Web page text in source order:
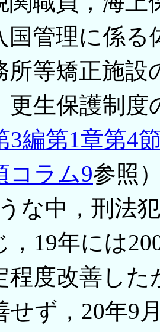
国管理に係
所等矯正施設
更生保護制
3編第1章第4
コラム9参照
な中，刑法
，19年には
程度改善し
せず，20年9